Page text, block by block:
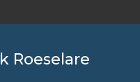
Roeselare